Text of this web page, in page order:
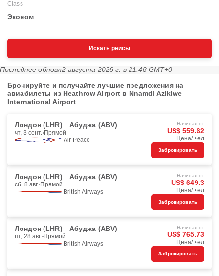
Class
Эконом
Искать рейсы
Последнее обновл2 августа 2026 г. в 21:48 GMT+0
Бронируйте и получайте лучшие предложения на
авиабилеты из Heathrow Airport в Nnamdi Azikiwe
International Airport
Лондон (LHR) Абуджа (ABV)
чт, 3 сент. Прямой
Air Peace
Начиная от
US$ 559.62
Цена/ чел
Забронировать
Лондон (LHR) Абуджа (ABV)
сб, 8 авг. Прямой
British Airways
Начиная от
US$ 649.3
Цена/ чел
Забронировать
Лондон (LHR) Абуджа (ABV)
пт, 28 авг. Прямой
British Airways
Начиная от
US$ 765.73
Цена/ чел
Забронировать